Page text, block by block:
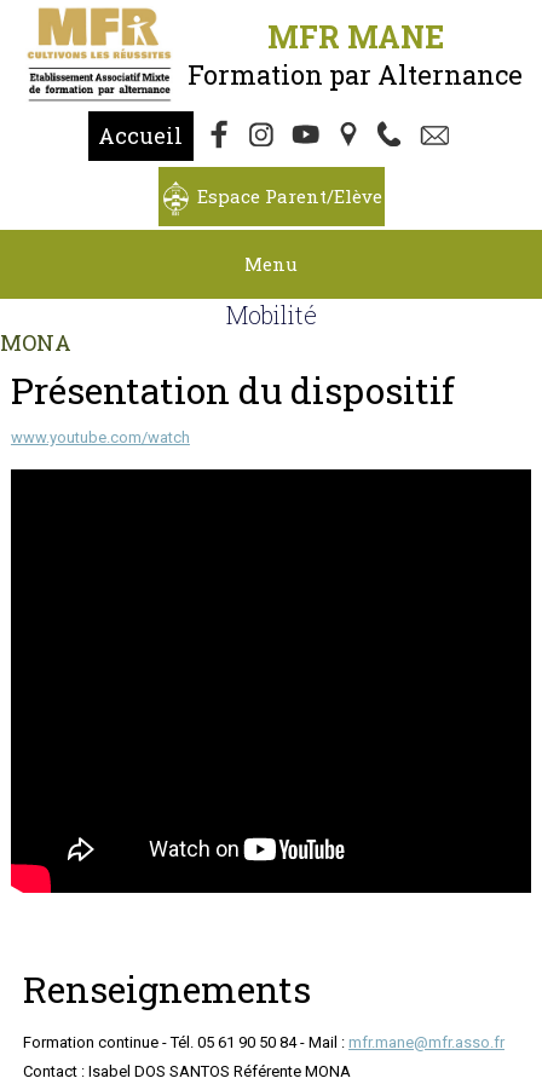
MFR MANE
Formation par Alternance
Accueil
Espace Parent/Elève
Menu
Mobilité
MONA
Présentation du dispositif
www.youtube.com/watch
Renseignements
Formation continue - Tél. 05 61 90 50 84 - Mail : mfr.mane@mfr.asso.fr
Contact : Isabel DOS SANTOS Référente MONA